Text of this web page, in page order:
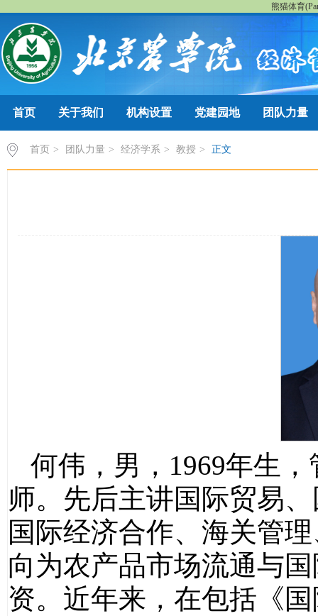
熊猫体育
首页 关于我们 机构设置 党建园地 团队力量
首页 > 团队力量 > 经济学系 > 教授 > 正文
何伟，男，1969年生
师。先后主讲国际贸易
国际经济合作、海关管
向为农产品市场流通与
资。近年来，在包括《